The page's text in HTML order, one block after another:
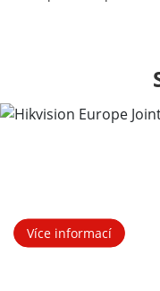
Více informací